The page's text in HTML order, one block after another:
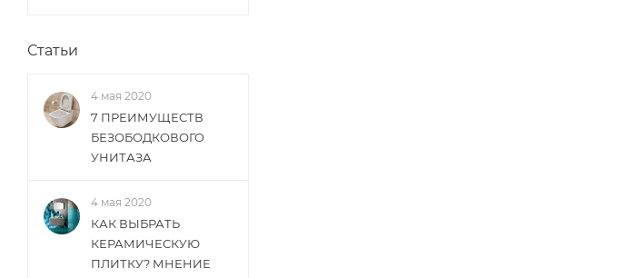
Статьи
4 мая 2020
7 ПРЕИМУЩЕСТВ
БЕЗОБОДКОВОГО
УНИТАЗА
4 мая 2020
КАК ВЫБРАТЬ
КЕРАМИЧЕСКУЮ
ПЛИТКУ? МНЕНИЕ